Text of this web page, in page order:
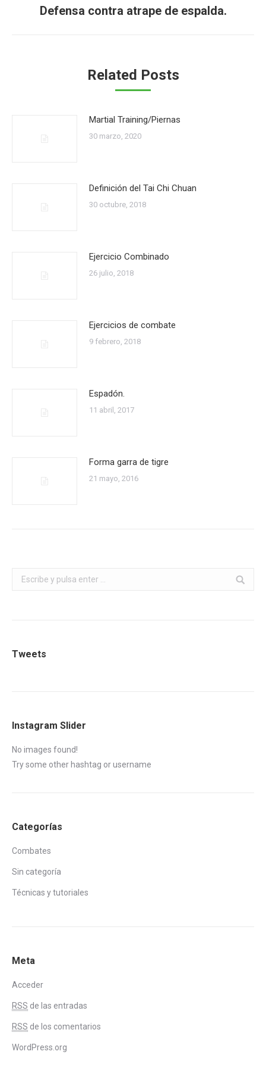
Publicación
Defensa contra atrape de espalda.
Related Posts
Martial Training/Piernas
30 marzo, 2020
Definición del Tai Chi Chuan
30 octubre, 2018
Ejercicio Combinado
26 julio, 2018
Ejercicios de combate
9 febrero, 2018
Espadón.
11 abril, 2017
Forma garra de tigre
21 mayo, 2016
Buscar:
Tweets
Instagram Slider
No images found!
Try some other hashtag or username
Categorías
Combates
Sin categoría
Técnicas y tutoriales
Meta
Acceder
RSS de las entradas
RSS de los comentarios
WordPress.org